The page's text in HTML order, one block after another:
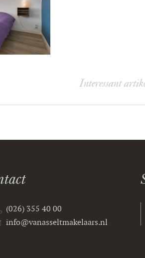
Interessant
(026) 355 40 00
info@vanasseltmakelaars.nl